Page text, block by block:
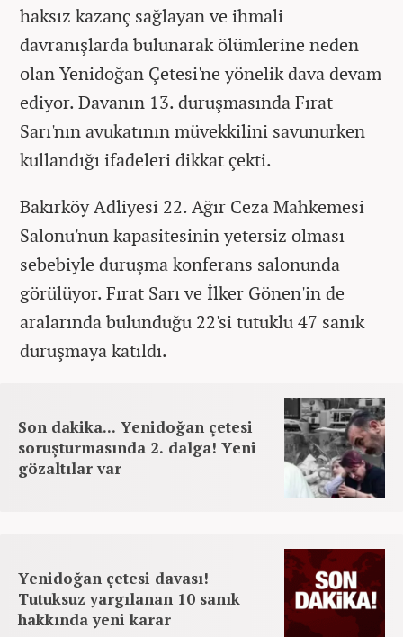
haksız kazanç sağlayan ve ihmali
davranışlarda bulunarak ölümlerine neden
olan Yenidoğan Çetesi'ne yönelik dava devam
ediyor. Davanın 13. duruşmasında Fırat
Sarı'nın avukatının müvekkilini savunurken
kullandığı ifadeleri dikkat çekti.
Bakırköy Adliyesi 22. Ağır Ceza Mahkemesi
Salonu'nun kapasitesinin yetersiz olması
sebebiyle duruşma konferans salonunda
görülüyor. Fırat Sarı ve İlker Gönen'in de
aralarında bulunduğu 22'si tutuklu 47 sanık
duruşmaya katıldı.
Son dakika... Yenidoğan çetesi
soruşturmasında 2. dalga! Yeni
gözaltılar var
Yenidoğan çetesi davası!
Tutuksuz yargılanan 10 sanık
hakkında yeni karar